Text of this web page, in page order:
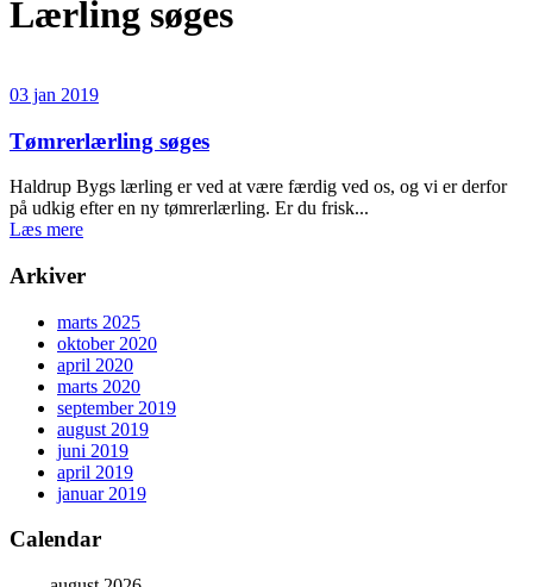
Lærling søges
03 jan 2019
Tømrerlærling søges
Haldrup Bygs lærling er ved at være færdig ved os, og vi er derfor
på udkig efter en ny tømrerlærling. Er du frisk...
Læs mere
Arkiver
marts 2025
oktober 2020
april 2020
marts 2020
september 2019
august 2019
juni 2019
april 2019
januar 2019
Calendar